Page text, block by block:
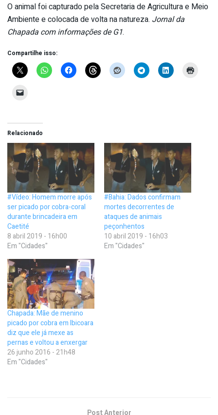
O animal foi capturado pela Secretaria de Agricultura e Meio
Ambiente e colocada de volta na natureza. Jornal da
Chapada com informações de G1.
Compartilhe isso:
Relacionado
#Vídeo: Homem morre após
ser picado por cobra-coral
durante brincadeira em
Caetité
8 abril 2019 - 16h00
Em "Cidades"
#Bahia: Dados confirmam
mortes decorrentes de
ataques de animais
peçonhentos
10 abril 2019 - 16h03
Em "Cidades"
Chapada: Mãe de menino
picado por cobra em Ibicoara
diz que ele já mexe as
pernas e voltou a enxergar
26 junho 2016 - 21h48
Em "Cidades"